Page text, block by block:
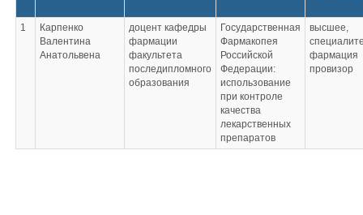
1
Карпенко
Валентина
Анатольвена
доцент кафедры
фармации
факультета
последипломного
образования
Государственная
Фармакопея
Российской
Федерации:
использование
при контроле
качества
лекарственных
препаратов
высшее,
фармация
провизор